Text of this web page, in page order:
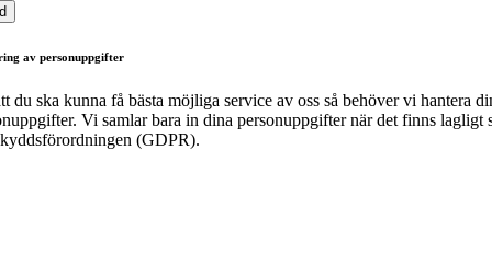
av personuppgifter
du ska kunna få bästa möjliga service av oss så behöver vi hantera
Vi samlar bara in dina personuppgifter när det finns lagligt
(GDPR).